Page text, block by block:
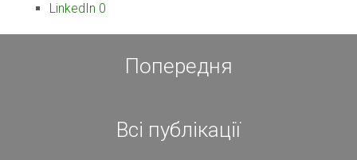
LinkedIn 0
Попередня
Всі публікації